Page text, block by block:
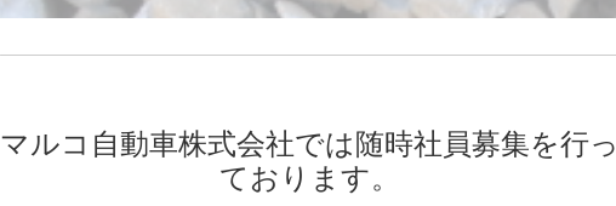
マルコ自動車株式会社では随時社員募集を行っ
ております。